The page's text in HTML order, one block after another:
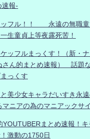
速報-
ッフル！！ 永遠の無職
生童貞上等夜露死苦！
ッフルまっくす！（新・
さん的まとめ速報） 話題
っくす
美少女キャラだいすき永遠
ニアの為のマニアックサ
まとめ速報！キ
激動の1750日